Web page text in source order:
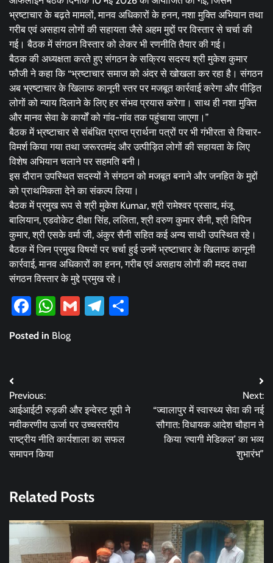
भ्रष्टाचार के बढ़ते मामलों, मानव अधिकारों के हनन, नशा मुक्ति अभियान तथा
गरीब एवं असहाय लोगों की सहायता जैसे अहम मुद्दों पर विस्तार से चर्चा की
गई। बैठक में संगठन विस्तार को लेकर भी रणनीति तैयार की गई।
बैठक की अध्यक्षता करते हुए संगठन के सक्रिय सदस्य श्री मुकेश कुमार
फौजी ने कहा कि “भ्रष्टाचार समाज को अंदर से खोखला कर रहा है। संगठन
अब भ्रष्टाचार के खिलाफ कानूनी स्तर पर मजबूत कार्रवाई करेगा और पीड़ित
लोगों को न्याय दिलाने के लिए हर संभव प्रयास करेगा। साथ ही नशा मुक्ति
और मानव सेवा के कार्यों को गांव-गांव तक पहुंचाया जाएगा।”
बैठक में भ्रष्टाचार से संबंधित प्राप्त प्रार्थना पत्रों पर भी गंभीरता से विचार-
विमर्श किया गया तथा जरूरतमंद और उत्पीड़ित लोगों की सहायता के लिए
विशेष अभियान चलाने पर सहमति बनी।
इस दौरान उपस्थित सदस्यों ने संगठन को मजबूत बनाने और जनहित के मुद्दों
को प्राथमिकता देने का संकल्प लिया।
बैठक में प्रमुख रूप से श्री मुकेश Kumar, श्री रामेश्वर प्रसाद, मंजू
बालियान, एडवोकेट दीक्षा सिंह, ललिता, श्री वरुण कुमार सैनी, श्री विपिन
कुमार, श्री एसके वर्मा जी, अंकुर सैनी सहित कई अन्य साथी उपस्थित रहे।
बैठक में जिन प्रमुख विषयों पर चर्चा हुई उनमें भ्रष्टाचार के खिलाफ कानूनी
कार्रवाई, मानव अधिकारों का हनन, गरीब एवं असहाय लोगों की मदद तथा
संगठन विस्तार के मुद्दे प्रमुख रहे।
Facebook
WhatsApp
GmailTelegram
Posted in Blog
Post
navigation
Previous:
आईआईटी रुड़की और इन्वेस्ट यूपी ने
नवीकरणीय ऊर्जा पर उच्चस्तरीय
राष्ट्रीय नीति कार्यशाला का सफल
समापन किया
Next:
“ज्वालापुर में स्वास्थ्य सेवा की नई
सौगात: विधायक आदेश चौहान ने
किया ‘त्यागी मेडिकल’ का भव्य
शुभारंभ”
Related Posts